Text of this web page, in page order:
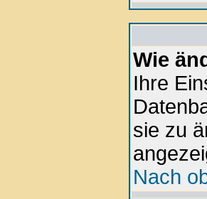
Wie
Ihre
sie zu
Nach